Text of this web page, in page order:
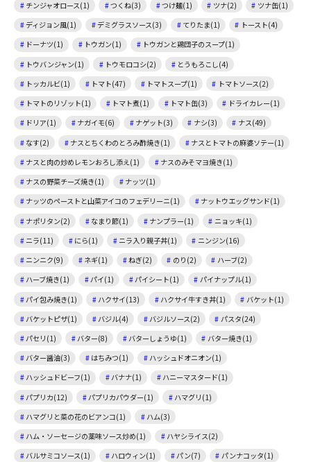
チンジャオロース(1) つくね(3) つけ麺(1) ツナ(2)
ツナ缶(1)
ディジョン風(1)
デミグラスソース(3) てりたま(1)
トースト(4)
ドーナツ(1)
トウガン(1)
トウガンと鶏団子のスープ(1)
トウバンジャン(1)
トウモロコシ(2)
とうもろこし(4)
トッカルビ(1)
トマト(47) トマトスープ(1)
トマトソース(2)
トマトのリゾット(1)
トマト煮(1) トマト缶(3)
ドライカレー(1)
ドリア(1)
ナガイモ(6) ナゲット(3) ナシ(3)
ナス(49)
なす(2)
ナスとちくわのとろみ酢焼き(1)
ナスとトマトの麻婆ソテー(1)
ナスと肉の炒めレモンおろし添え(1)
ナスのみそマヨ焼き(1)
ナスの野菜チーズ焼き(1)
ナッツ(1)
ナッツのペーストと山菜アイコのフェデリーニ(1)
ナットウエッグサンド(1)
ナポリタン(2)
なまり節(1) ナンプラー(1)
ニョッキ(1)
ニラ(11)
にら(1) ニラ入り親子丼(1)
ニンジン(16)
ニンニク(9)
ネギ(1) ねぎ(2) のり(2)
ハーブ(2)
ハーブ焼き(1)
パイ(1) パイシート(1)
パイナップル(1)
パイ包み焼き(1)
ハクサイ(13) ハクサイ牛すき丼(1)
バケット(1)
バケットピザ(1)
バジル(4) バジルソース(2)
パスタ(24)
パセリ(1)
バター(8) バターしょうゆ(1)
バター焼き(1)
バター醤油(3)
はちみつ(1)
ハッシュドオニオン(1)
ハッシュドビーフ(1)
バナナ(1)
ハニーマスタード(1)
パプリカ(12)
パプリカパウダー(1)
ハマグリ(1)
ハマグリと菜の花のビアンコ(1)
ハム(3)
ハム・ソーセージの薬味ソース炒め(1)
ハヤシライス(2)
バルサミコソース(1)
ハロウィン(1) パン(7)
パンナコッタ(1)